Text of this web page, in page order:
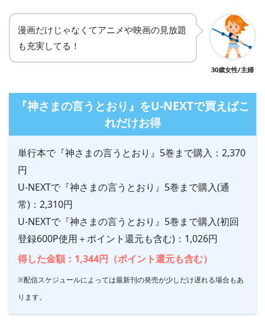
漫画だけじゃなくてアニメや映画の見放題
も充実してる！
30歳女性/主婦
『神さまの言うとおり』をU-NEXTで買えばこ
れだけお得
単行本で『神さまの言うとおり』5巻まで購入：2,370
円
U-NEXTで『神さまの言うとおり』5巻まで購入(通
常)：2,310円
U-NEXTで『神さまの言うとおり』5巻まで購入(初回
登録600P使用＋ポイント還元も含む)：1,026円
得した金額：1,344円（ポイント還元も含む）
※配信スケジュールによっては最新刊の発売が少しだけ遅れる場合もあ
ります。